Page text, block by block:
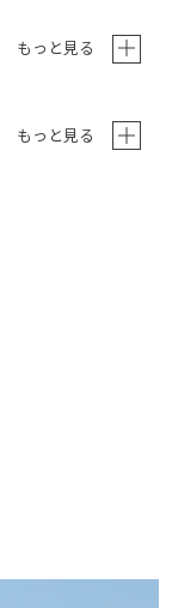
もっと見る
もっと見る